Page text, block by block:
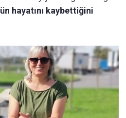
hayatını kaybettiğini